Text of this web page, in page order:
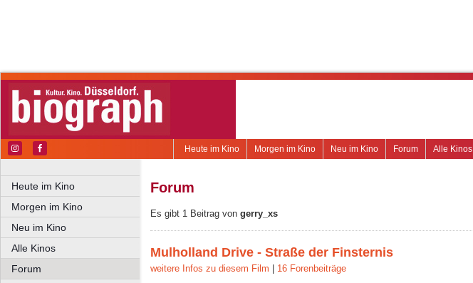
Alle Kinos
Forum
Neu im Kino
Morgen im Kino
Heute im Kino
Heute im Kino
Morgen im Kino
Neu im Kino
Alle Kinos
Forum
Forum
Es gibt 1 Beitrag von gerry_xs
Mulholland Drive - Straße der Finsternis
weitere Infos zu diesem Film 16 Forenbeiträge